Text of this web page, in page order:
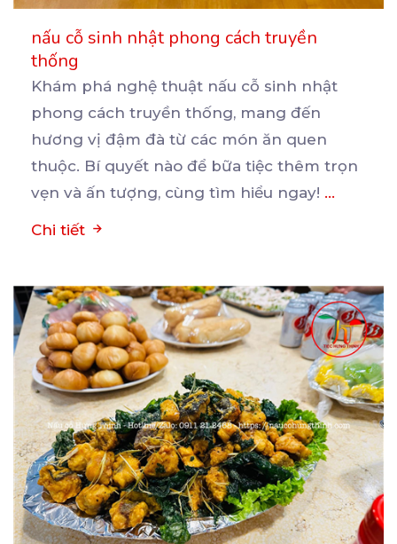
nấu cỗ sinh nhật phong cách truyền
thống
Khám phá nghệ thuật nấu cỗ sinh nhật
phong cách truyền thống, mang đến
hương vị đậm đà từ các món ăn quen
thuộc. Bí quyết nào để bữa tiệc thêm trọn
vẹn và ấn tượng, cùng tìm hiểu ngay! ...
Chi tiết